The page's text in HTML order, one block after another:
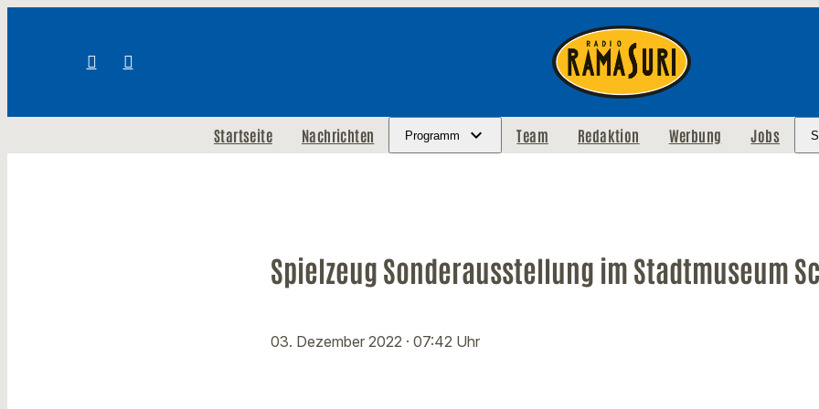
Startseite Nachrichten Programm Team Redaktion Werbung Jobs
Spielzeug Sonderausstellung im Stadtmuseum
03. Dezember 2022 · 07:42 Uhr